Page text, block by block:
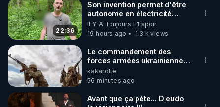
22:36
Son invention permet d'être
autonome en électricité
avec un simple ruisseau
Il Y A Toujours L'Espoir
19 hours ago
1.3 k views
Le commandement des
forces armées ukrainiennes
a ordonné l'élimination des
mercenaires qui étaient
encerclés Le
commandement des forces
armées ukrainiennes a
kakarotte
56 minutes ago
Avant que ça pète... Dieudo